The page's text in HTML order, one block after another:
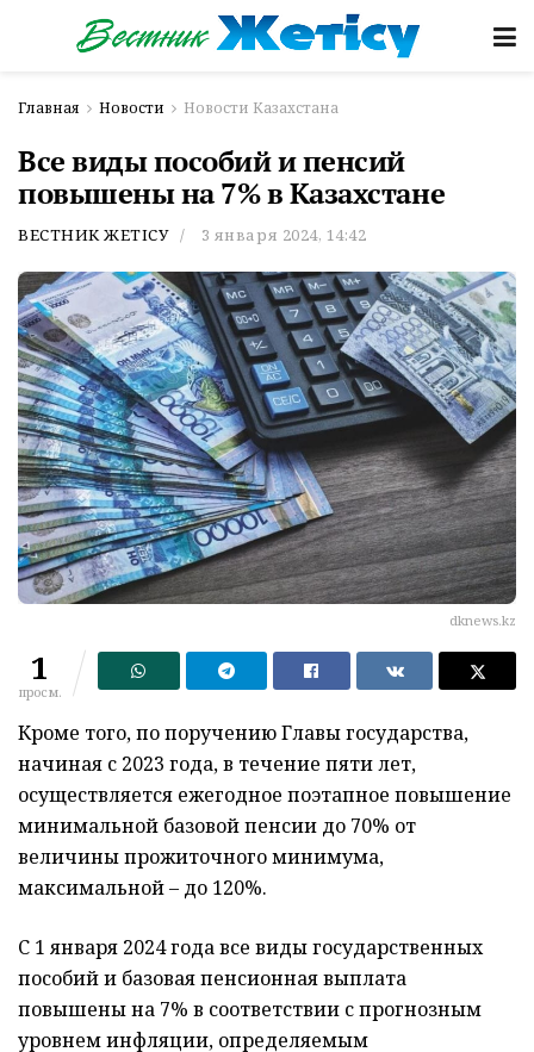
Главная Новости Новости Казахстана
Все виды пособий и пенсий
повышены на 7% в Казахстане
ВЕСТНИК ЖЕТІСУ 3 января 2024, 14:42
dknews.kz
1
просм.
Кроме того, по поручению Главы государства,
начиная с 2023 года, в течение пяти лет,
осуществляется ежегодное поэтапное повышение
минимальной базовой пенсии до 70% от
величины прожиточного минимума,
максимальной – до 120%.
С 1 января 2024 года все виды государственных
пособий и базовая пенсионная выплата
повышены на 7% в соответствии с прогнозным
уровнем инфляции, определяемым